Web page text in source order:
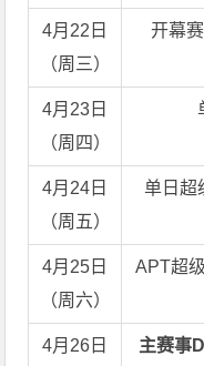
4月22日
（周三）
开幕
4月23日
（周四）
4月24日
（周五）
单日超
4月25日
（周六）
APT超
4月26日
主赛事